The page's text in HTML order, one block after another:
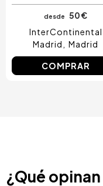
desde
50 €
InterContinental
Madrid
Madrid
COMPRAR
¿Qué